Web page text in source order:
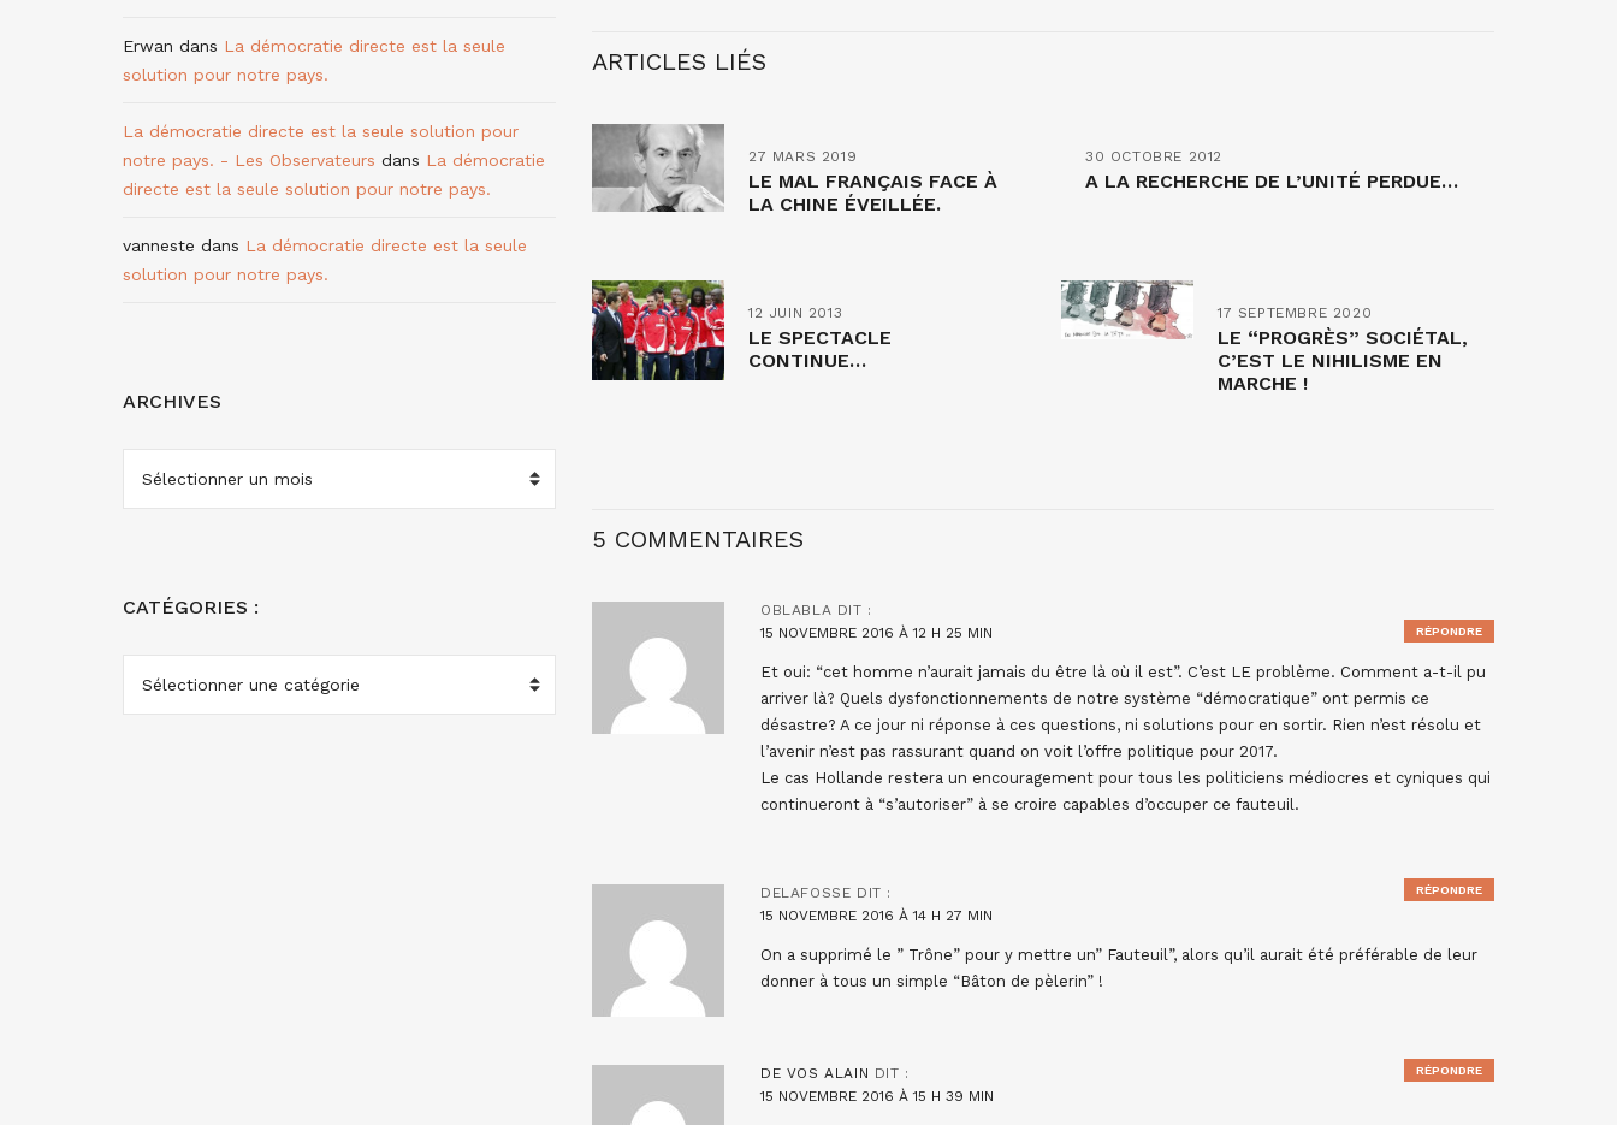
ARTICLES LIÉS
27 MARS 2019
LE MAL FRANÇAIS FACE À
LA CHINE ÉVEILLÉE.
30 OCTOBRE 2012
A LA RECHERCHE DE L’UNITÉ PERDUE…
12 JUIN 2013
LE SPECTACLE
CONTINUE…
17 SEPTEMBRE 2020
LE “PROGRÈS” SOCIÉTAL,
C’EST LE NIHILISME EN
MARCHE !
5 COMMENTAIRES
OBLABLA DIT :
15 NOVEMBRE 2016 À 12 H 25 MIN
Et oui: “cet homme n’aurait jamais du être là où il est”. C’est LE problème. Comment a-t-il pu
arriver là? Quels dysfonctionnements de notre système “démocratique” ont permis ce
désastre? A ce jour ni réponse à ces questions, ni solutions pour en sortir. Rien n’est résolu et
l’avenir n’est pas rassurant quand on voit l’offre politique pour 2017.
Le cas Hollande restera un encouragement pour tous les politiciens médiocres et cyniques qui
continueront à “s’autoriser” à se croire capables d’occuper ce fauteuil.
RÉPONDRE
DELAFOSSE DIT :
15 NOVEMBRE 2016 À 14 H 27 MIN
On a supprimé le ” Trône” pour y mettre un” Fauteuil”, alors qu’il aurait été préférable de leur
donner à tous un simple “Bâton de pèlerin” !
RÉPONDRE
DE VOS ALAIN DIT :
15 NOVEMBRE 2016 À 15 H 39 MIN
RÉPONDRE
Erwan dans La démocratie directe est la seule
solution pour notre pays.
La démocratie directe est la seule solution pour
notre pays. - Les Observateurs dans La démocratie
directe est la seule solution pour notre pays.
vanneste dans La démocratie directe est la seule
solution pour notre pays.
ARCHIVES
ARCHIVES
CATÉGORIES :
CATÉGORIES